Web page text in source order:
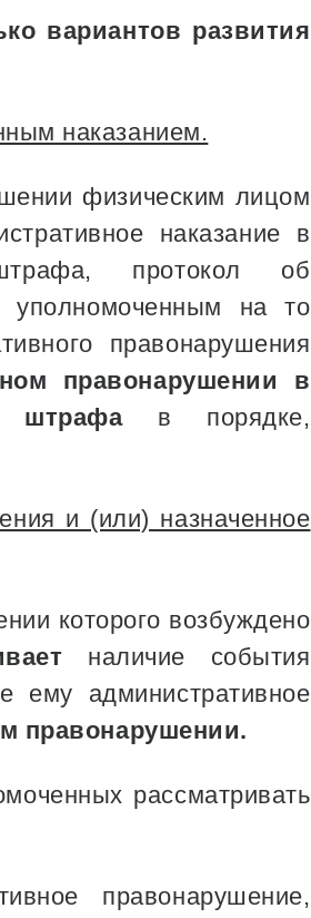
вариантов развития
наказанием.
физическим лицом
наказание в
протокол об
уполномоченным на то
правонарушения
правонарушении в
штрафа в порядке,
и (или) назначенное
которого возбуждено
наличие события
ему административное
правонарушении.
рассматривать
правонарушение,